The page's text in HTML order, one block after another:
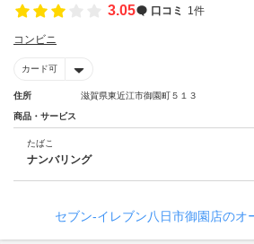
3.05
口コミ 1件
コンビニ
カード可
住所 滋賀県東近江市御園町５１３
商品・サービス
たばこ
ナンバリング
セブン‐イレブン八日市御園店のオ